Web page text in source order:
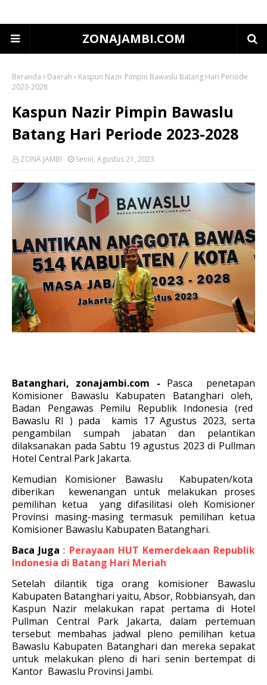
ZONAJAMBI.COM
Beranda Daerah
Kaspun Nazir Pimpin Bawaslu Batang Hari Periode
2023-2028
Kaspun Nazir Pimpin Bawaslu
Batang Hari Periode 2023-2028
ZONA JAMBI Senin, Agustus 21, 2023
Batanghari, zonajambi.com - Pasca penetapan
Komisioner Bawaslu Kabupaten Batanghari oleh,
Badan Pengawas Pemilu Republik Indonesia (red
Bawaslu RI ) pada kamis 17 Agustus 2023, serta
pengambilan sumpah jabatan dan pelantikan
dilaksanakan pada Sabtu 19 agustus 2023 di Pullman
Hotel Central Park Jakarta.
Kemudian Komisioner Bawaslu Kabupaten/kota
diberikan kewenangan untuk melakukan proses
pemilihan ketua yang difasilitasi oleh Komisioner
Provinsi masing-masing termasuk pemilihan ketua
Komisioner Bawaslu Kabupaten Batanghari.
Baca Juga : Perayaan HUT Kemerdekaan Republik
Indonesia di Batang Hari Meriah
Setelah dilantik tiga orang komisioner Bawaslu
Kabupaten Batanghari yaitu, Absor, Robbiansyah, dan
Kaspun Nazir melakukan rapat pertama di Hotel
Pullman Central Park Jakarta, dalam pertemuan
tersebut membahas jadwal pleno pemilihan ketua
Bawaslu Kabupaten Batanghari dan mereka sepakat
untuk melakukan pleno di hari senin bertempat di
Kantor Bawaslu Provinsi Jambi.